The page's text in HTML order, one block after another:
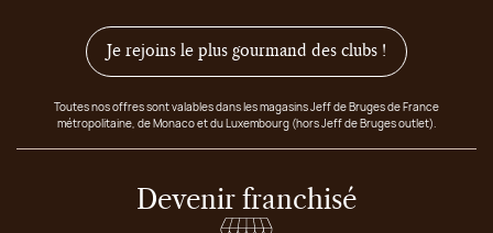
Je rejoins le plus gourmand des clubs !
Toutes nos offres sont valables dans les magasins Jeff de Bruges de France
métropolitaine, de Monaco et du Luxembourg (hors Jeff de Bruges outlet).
Devenir franchisé